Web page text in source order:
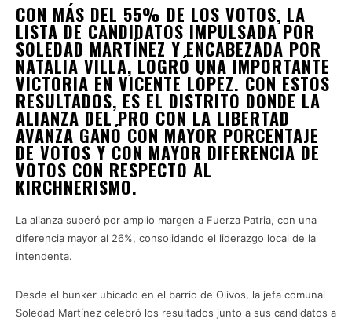
CON MÁS DEL 55% DE LOS VOTOS, LA
LISTA DE CANDIDATOS IMPULSADA POR
SOLEDAD MARTÍNEZ Y ENCABEZADA POR
NATALIA VILLA, LOGRÓ UNA IMPORTANTE
VICTORIA EN VICENTE LÓPEZ. CON ESTOS
RESULTADOS, ES EL DISTRITO DONDE LA
ALIANZA DEL PRO CON LA LIBERTAD
AVANZA GANÓ CON MAYOR PORCENTAJE
DE VOTOS Y CON MAYOR DIFERENCIA DE
VOTOS CON RESPECTO AL
KIRCHNERISMO.
La alianza superó por amplio margen a Fuerza Patria, con una
diferencia mayor al 26%, consolidando el liderazgo local de la
intendenta.
Desde el bunker ubicado en el barrio de Olivos, la jefa comunal
Soledad Martínez celebró los resultados junto a sus candidatos a